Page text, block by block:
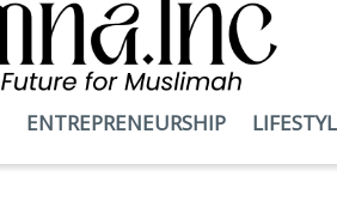
ENTREPRENEURSHIP